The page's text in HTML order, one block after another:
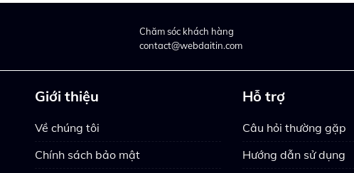
Chăm sóc khách hàng
contact@webdaitin.com
Giới thiệu
Về chúng tôi
Chính sách bảo mật
Hỗ trợ
Câu hỏi thường gặp
Hướng dẫn sử dụng